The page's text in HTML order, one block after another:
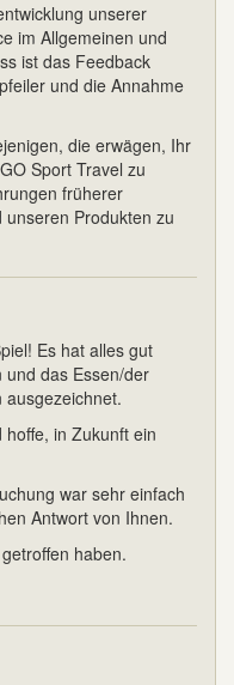
unserer
im Allgemeinen und
ist das Feedback
und die Annahme
die erwägen, Ihr
Sport Travel zu
früherer
Produkten zu
Es hat alles gut
und das Essen/der
ausgezeichnet.
in Zukunft ein
war sehr einfach
Antwort von Ihnen.
haben.